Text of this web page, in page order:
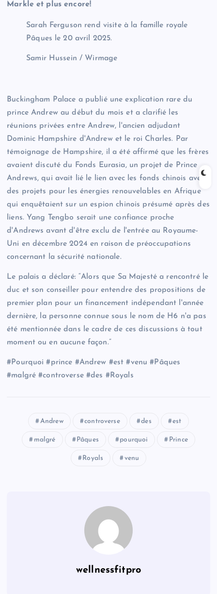
Markle et plus encore!
Sarah Ferguson rend visite à la famille royale
Pâques le 20 avril 2025.
Samir Hussein / Wirmage
Buckingham Palace a publié une explication rare du
prince Andrew au début du mois et a clarifié les
réunions privées entre Andrew, l'ancien adjudant
Dominic Hampshire d'Andrew et le roi Charles. Par
témoignage de Hampshire, il a été affirmé que les frères
avaient discuté du Fonds Eurasia, un projet de Prince
Andrews, qui avait lié le lien avec les fonds chinois avec
des projets pour les énergies renouvelables en Afrique
qui enquêtaient sur un espion chinois présumé après des
liens. Yang Tengbo serait une confiance proche
d'Andrews avant d'être exclu de l'entrée au Royaume-
Uni en décembre 2024 en raison de préoccupations
concernant la sécurité nationale.
Le palais a déclaré: “Alors que Sa Majesté a rencontré le
duc et son conseiller pour entendre des propositions de
premier plan pour un financement indépendant l'année
dernière, la personne connue sous le nom de H6 n'a pas
été mentionnée dans le cadre de ces discussions à tout
moment ou en aucune façon.”
#Pourquoi #prince #Andrew #est #venu #Pâques
#malgré #controverse #des #Royals
Andrew controverse des est
malgré Pâques pourquoi Prince
Royals venu
wellnessfitpro